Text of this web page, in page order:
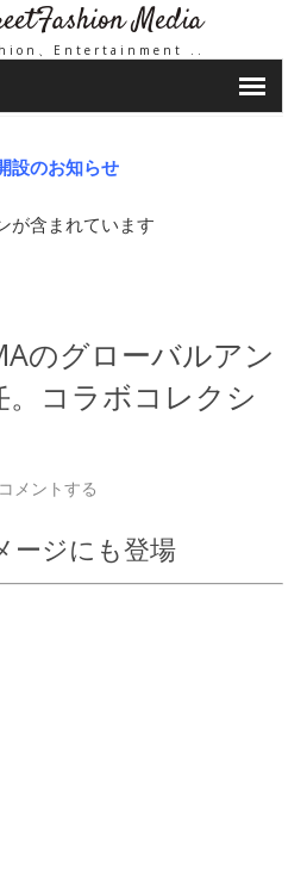
Media
、Entertainment ..
設のお知らせ
が含まれています
のグローバルアン
コラボコレクシ
コメントする
ージにも登場